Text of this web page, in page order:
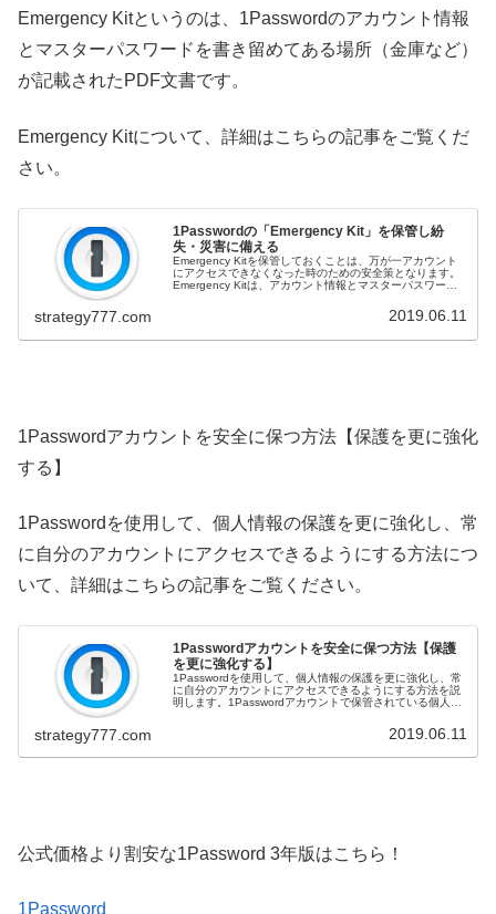
Emergency Kitというのは、1Passwordのアカウント情報
とマスターパスワードを書き留めてある場所（金庫など）
が記載されたPDF文書です。
Emergency Kitについて、詳細はこちらの記事をご覧くだ
さい。
1Passwordの「Emergency Kit」を保管し紛
失・災害に備える
Emergency Kitを保管しておくことは、万が一アカウント
にアクセスできなくなった時のための安全策となります。
Emergency Kitは、アカウント情報とマスターパスワード
strategy777.com 2019.06.11
1Passwordアカウントを安全に保つ方法【保護を更に強化
する】
1Passwordを使用して、個人情報の保護を更に強化し、常
に自分のアカウントにアクセスできるようにする方法につ
いて、詳細はこちらの記事をご覧ください。
1Passwordアカウントを安全に保つ方法【保護
を更に強化する】
1Passwordを使用して、個人情報の保護を更に強化し、常
に自分のアカウントにアクセスできるようにする方法を説
明します。1Passwordアカウントで保管されている個人情
strategy777.com 2019.06.11
公式価格より割安な1Password 3年版はこちら！
1Password